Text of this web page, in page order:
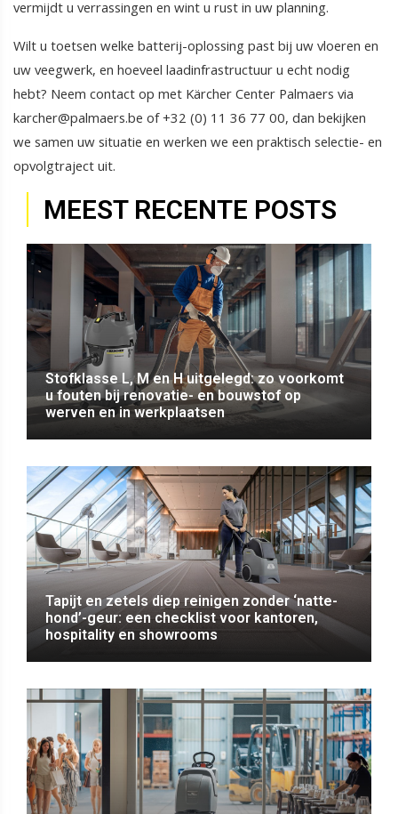
vermijdt u verrassingen en wint u rust in uw planning.
Wilt u toetsen welke batterij-oplossing past bij uw vloeren en
uw veegwerk, en hoeveel laadinfrastructuur u echt nodig
hebt? Neem contact op met Kärcher Center Palmaers via
karcher@palmaers.be of +32 (0) 11 36 77 00, dan bekijken
we samen uw situatie en werken we een praktisch selectie- en
opvolgtraject uit.
MEEST RECENTE POSTS
Stofklasse L, M en H uitgelegd: zo voorkomt
u fouten bij renovatie- en bouwstof op
werven en in werkplaatsen
Tapijt en zetels diep reinigen zonder ‘natte-
hond’-geur: een checklist voor kantoren,
hospitality en showrooms